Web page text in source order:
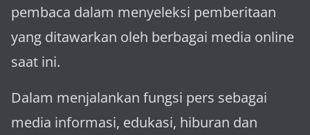
pembaca dalam menyeleksi pemberitaan
yang ditawarkan oleh berbagai media online
saat ini.
Dalam menjalankan fungsi pers sebagai
media informasi, edukasi, hiburan dan